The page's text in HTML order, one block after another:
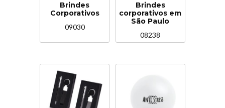
Brindes
Corporativos
09030
Brindes
corporativos em
São Paulo
08238